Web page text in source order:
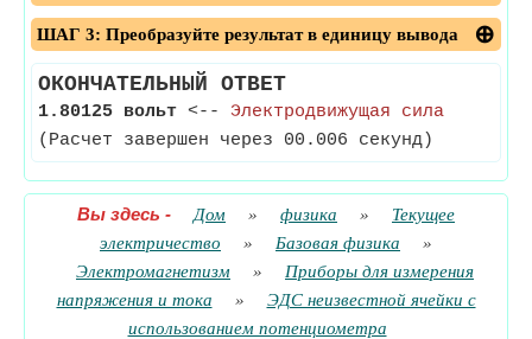
ШАГ 3: Преобразуйте результат в единицу вывода
ОКОНЧАТЕЛЬНЫЙ ОТВЕТ
1.80125 вольт <-- Электродвижущая сила
(Расчет завершен через 00.006 секунд)
Вы здесь - Дом » физика »
Текущее
электричество
» Базовая физика
»
Электромагнетизм
»
Приборы для измерения
напряжения и тока
»
ЭДС неизвестной ячейки с
использованием потенциометра